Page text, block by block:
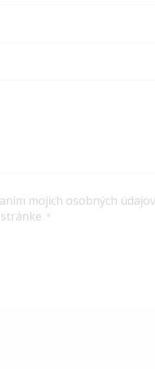
mojich osobných